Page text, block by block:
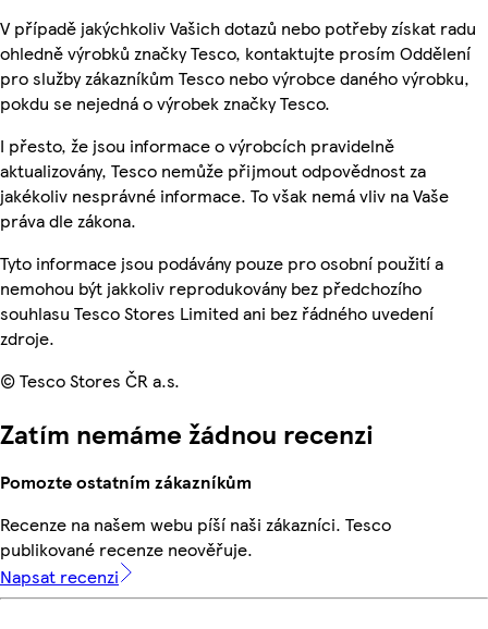
V případě jakýchkoliv Vašich dotazů nebo potřeby získat radu
ohledně výrobků značky Tesco, kontaktujte prosím Oddělení
pro služby zákazníkům Tesco nebo výrobce daného výrobku,
pokdu se nejedná o výrobek značky Tesco.
I přesto, že jsou informace o výrobcích pravidelně
aktualizovány, Tesco nemůže přijmout odpovědnost za
jakékoliv nesprávné informace. To však nemá vliv na Vaše
práva dle zákona.
Tyto informace jsou podávány pouze pro osobní použití a
nemohou být jakkoliv reprodukovány bez předchozího
souhlasu Tesco Stores Limited ani bez řádného uvedení
zdroje.
© Tesco Stores ČR a.s.
Zatím nemáme žádnou recenzi
Pomozte ostatním zákazníkům
Recenze na našem webu píší naši zákazníci. Tesco
publikované recenze neověřuje.
Napsat recenzi